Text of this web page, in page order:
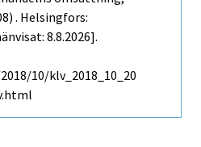
. Helsingfors:
8.8.2026].
10/klv_2018_10_20